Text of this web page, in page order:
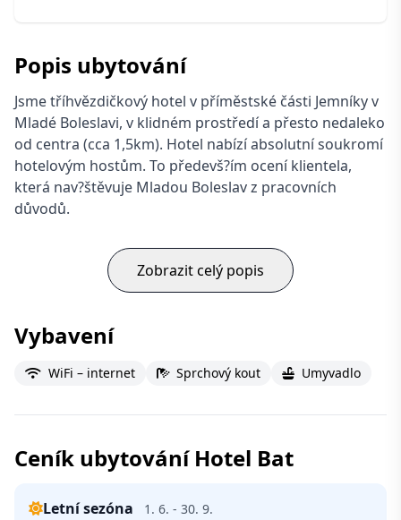
Popis ubytování
Jsme tříhvězdičkový hotel v příměstské části Jemníky v
Mladé Boleslavi, v klidném prostředí a přesto nedaleko
od centra (cca 1,5km). Hotel nabízí absolutní soukromí
hotelovým hostům. To předevš?ím ocení klientela,
která nav?štěvuje Mladou Boleslav z pracovních
důvodů.
Zobrazit celý popis
Vybavení
WiFi – internet Sprchový kout Umyvadlo
Ceník ubytování Hotel Bat
Letní sezóna 1. 6. - 30. 9.